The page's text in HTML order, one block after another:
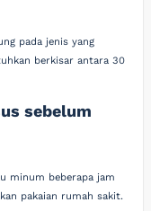
pada jenis yang
berkisar antara 30
sebelum
minum beberapa jam
pakaian rumah sakit.